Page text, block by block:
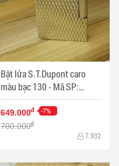
Bật lửa S.T.Dupont caro
màu bạc 130 - Mã SP:
DHK0130
649.000đ -7%
700.000đ
7.932